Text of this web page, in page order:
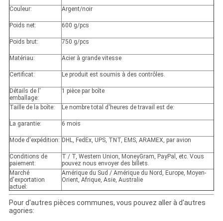
Couleur: Argent/noir
Poids net: 600 g/pcs
Poids brut: 750 g/pcs
Matériau: Acier à grande vitesse
Certificat: Le produit est soumis à des contrôles.
Détails de l'
emballage:
1 pièce par boîte
Taille de la boîte: Le nombre total d'heures de travail est de:
La garantie: 6 mois
Mode d'expédition: DHL, FedEx, UPS, TNT, EMS, ARAMEX, par avion
Conditions de
paiement:
T / T, Western Union, MoneyGram, PayPal, etc. Vous
pouvez nous envoyer des billets.
Marché
d'exportation
actuel:
Amérique du Sud / Amérique du Nord, Europe, Moyen-
Orient, Afrique, Asie, Australie
Pour d'autres pièces communes, vous pouvez aller à d'autres
agories: